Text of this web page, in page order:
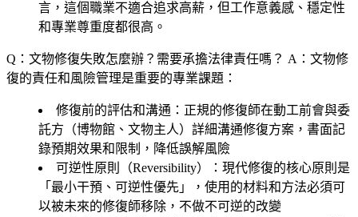
言，這個職業不適合追求高薪，但工作意義感、穩定性
和專業尊重度都很高。
Q：文物修復失敗怎麼辦？需要承擔法律責任嗎？ A：文物修
復的責任和風險管理是重要的專業課題：
修復前的評估和溝通 ：正規的修復師在動工前會與委
託方（博物館、文物主人）詳細溝通修復方案，書面記
錄預期效果和限制，降低誤解風險
可逆性原則（Reversibility）
：現代修復的核心原則是
「最小干預、可逆性優先」，使用的材料和方法必須可
以被未來的修復師移除，不做不可逆的改變